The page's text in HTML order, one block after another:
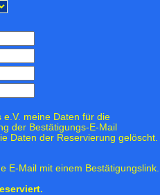
e.V. meine Daten für die
der Bestätigungs-E-Mail
Daten der Reservierung gelöscht.
E-Mail mit einem Bestätigungslink.